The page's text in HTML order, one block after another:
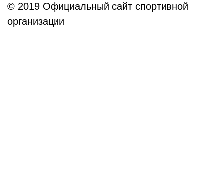
© 2019 Официальный сайт спортивной
организации